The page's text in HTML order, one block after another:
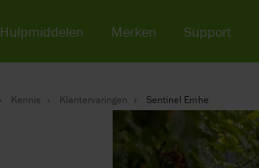
Kennis Klantervaringen Sentinel Emhe
Hulpmiddelen Merken Support